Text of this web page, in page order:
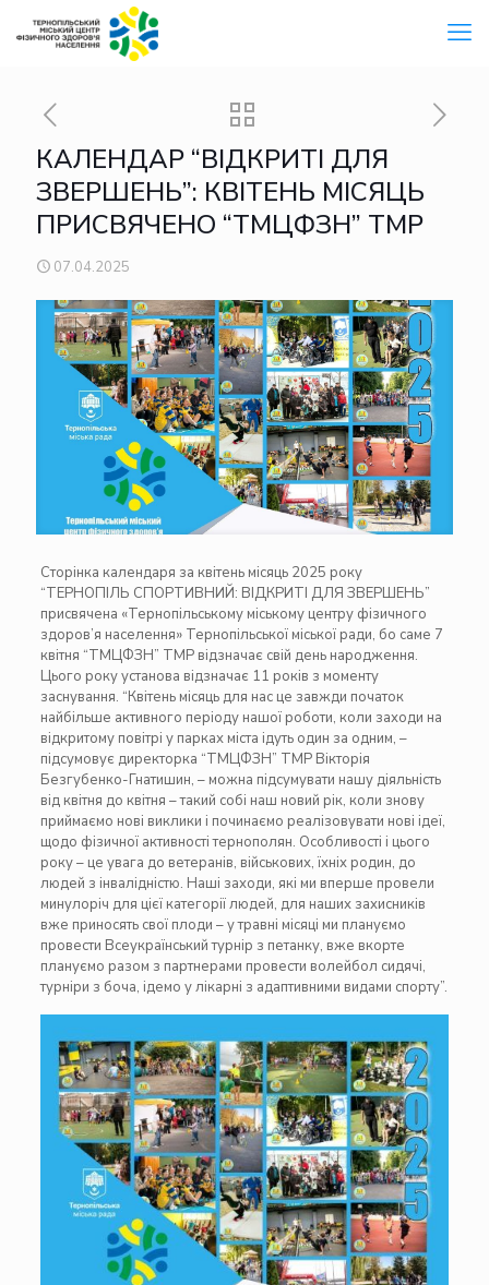
КАЛЕНДАР “ВІДКРИТІ ДЛЯ
ЗВЕРШЕНЬ”: КВІТЕНЬ МІСЯЦЬ
ПРИСВЯЧЕНО “ТМЦФЗН” ТМР
07.04.2025
Сторінка календаря за квітень місяць 2025 року
“ТЕРНОПІЛЬ СПОРТИВНИЙ: ВІДКРИТІ ДЛЯ ЗВЕРШЕНЬ”
присвячена «Тернопільському міському центру фізичного
здоров’я населення» Тернопільської міської ради, бо саме 7
квітня “ТМЦФЗН” ТМР відзначає свій день народження.
Цього року установа відзначає 11 років з моменту
заснування. “Квітень місяць для нас це завжди початок
найбільше активного періоду нашої роботи, коли заходи на
відкритому повітрі у парках міста ідуть один за одним, –
підсумовує директорка “ТМЦФЗН” ТМР Вікторія
Безгубенко-Гнатишин, – можна підсумувати нашу діяльність
від квітня до квітня – такий собі наш новий рік, коли знову
приймаємо нові виклики і починаємо реалізовувати нові ідеї,
щодо фізичної активності тернополян. Особливості і цього
року – це увага до ветеранів, військових, їхніх родин, до
людей з інвалідністю. Наші заходи, які ми вперше провели
минулоріч для цієї категорії людей, для наших захисників
вже приносять свої плоди – у травні місяці ми плануємо
провести Всеукраїнський турнір з петанку, вже вкорте
плануємо разом з партнерами провести волейбол сидячі,
турніри з боча, ідемо у лікарні з адаптивними видами спорту”.